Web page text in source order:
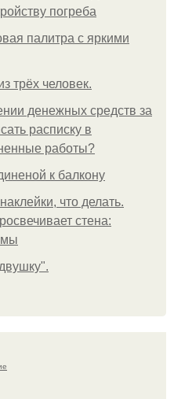
погреба
палитра с яркими
трёх человек.
денежных средств за
расписку в
работы?
к балкону
что делать.
стена: